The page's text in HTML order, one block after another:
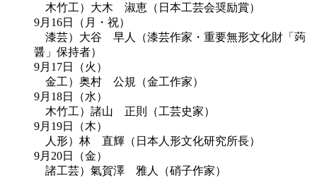
木竹工）大木 淑恵（日本工芸会奨励賞）
9月16日（月・祝）
漆芸）大谷 早人（漆芸作家・重要無形文化財「蒟
醤」保持者）
9月17日（火）
金工）奥村 公規（金工作家）
9月18日（水）
木竹工）諸山 正則（工芸史家）
9月19日（木）
人形）林 直輝（日本人形文化研究所長）
9月20日（金）
諸工芸）氣賀澤 雅人（硝子作家）